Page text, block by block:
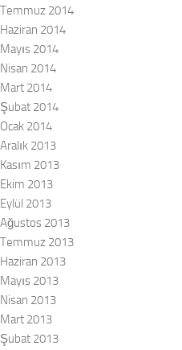
Temmuz 2014
Haziran 2014
Mayıs 2014
Nisan 2014
Mart 2014
Şubat 2014
Ocak 2014
Aralık 2013
Kasım 2013
Ekim 2013
Eylül 2013
Ağustos 2013
Temmuz 2013
Haziran 2013
Mayıs 2013
Nisan 2013
Mart 2013
Şubat 2013